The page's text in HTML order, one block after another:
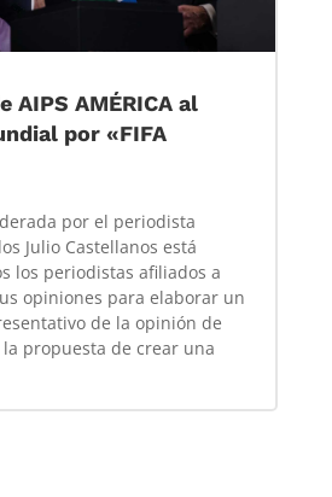
AIPS AMÉRICA al
por «FIFA
por el periodista
Julio Castellanos está
los periodistas afiliados a
opiniones para elaborar un
de la opinión de
propuesta de crear una